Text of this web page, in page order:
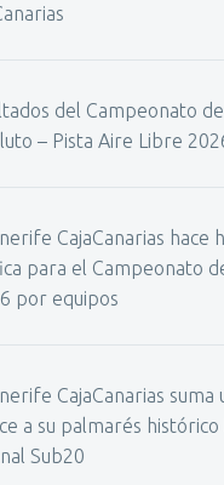
del Campeonato
– Pista Aire Libre
CajaCanarias hace
para el Campeonato
por equipos
CajaCanarias suma
a su palmarés
Sub20